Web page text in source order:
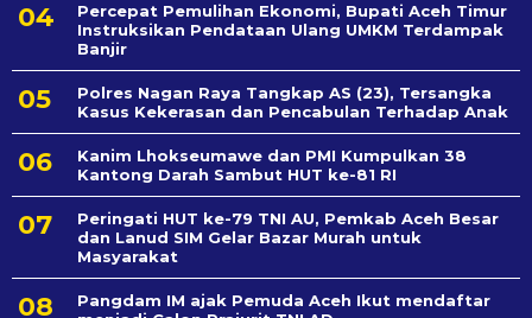
Percepat Pemulihan Ekonomi, Bupati Aceh Timur
Instruksikan Pendataan Ulang UMKM Terdampak
Banjir
Polres Nagan Raya Tangkap AS (23), Tersangka
Kasus Kekerasan dan Pencabulan Terhadap Anak
Kanim Lhokseumawe dan PMI Kumpulkan 38
Kantong Darah Sambut HUT ke-81 RI
Peringati HUT ke-79 TNI AU, Pemkab Aceh Besar
dan Lanud SIM Gelar Bazar Murah untuk
Masyarakat
Pangdam IM ajak Pemuda Aceh Ikut mendaftar